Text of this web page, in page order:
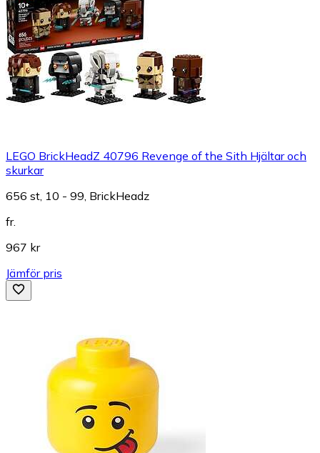
LEGO BrickHeadZ 40796 Revenge of the Sith Hjältar och
skurkar
656 st, 10 - 99, BrickHeadz
fr.
967 kr
Jämför pris